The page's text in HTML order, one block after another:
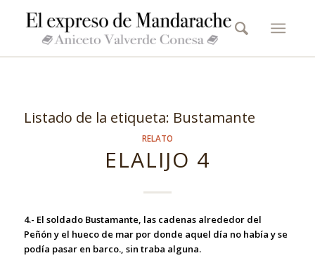
Listado de la etiqueta: Bustamante
RELATO
ELALIJO 4
4.- El soldado Bustamante, las cadenas alrededor del
Peñón y el hueco de mar por donde aquel día no había y se
podía pasar en barco., sin traba alguna.